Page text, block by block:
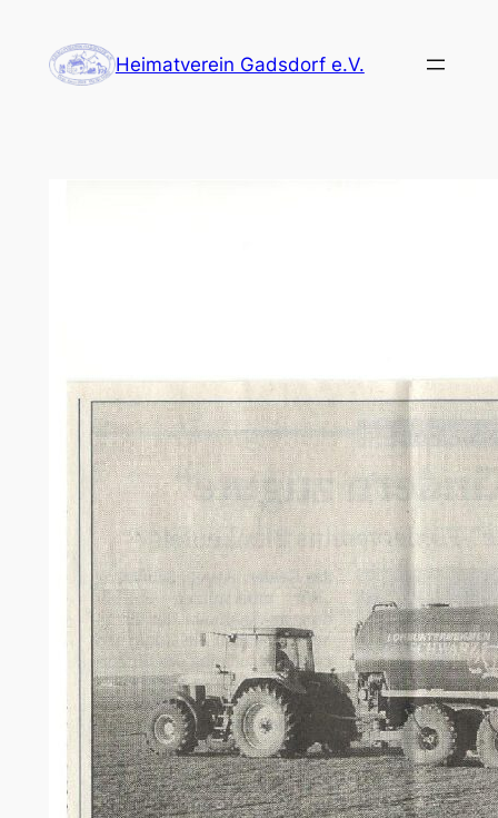
Inhalt
springen
Heimatverein Gadsdorf e.V.